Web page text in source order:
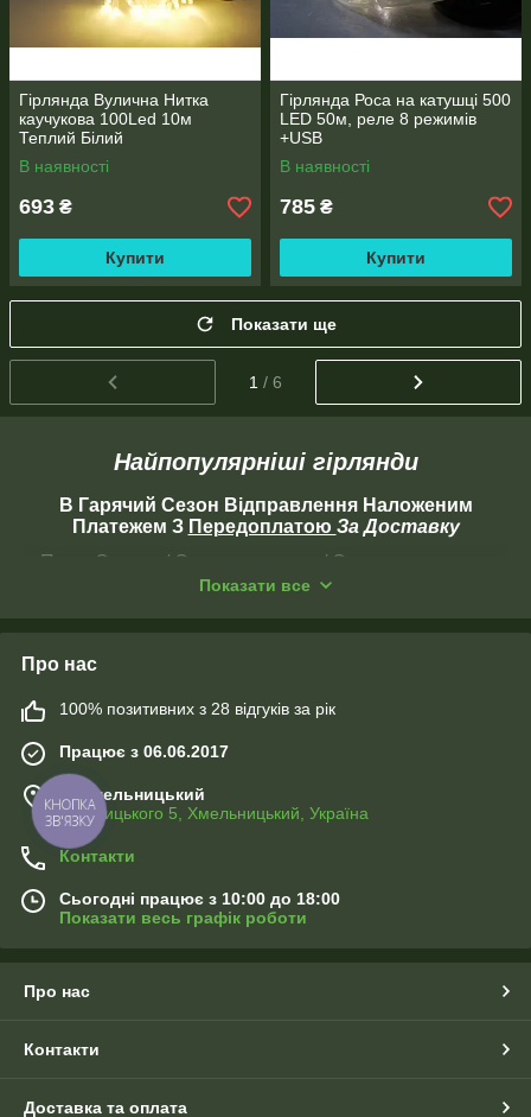
Гірлянда Вулична Нитка
каучукова 100Led 10м
Теплий Білий
В наявності
693 ₴
Купити
Гірлянда Роса на катушці 500
LED 50м, реле 8 режимів
+USB
В наявності
785 ₴
Купити
Показати ще
1 / 6
Найпопулярніші гірлянди
В Гарячий Сезон Відправлення Наложеним
Платежем З Передоплатою За Доставку
Пром-Оплата / Оплата на карту / Оплата наложкою
Відправка Максимально Швидка Новою та Укр Поштою
Показати все
Про нас
100% позитивних з 28 відгуків за рік
Працює з 06.06.2017
м. Хмельницький
Хотовицького 5, Хмельницький, Україна
Контакти
Сьогодні працює з 10:00 до 18:00
Показати весь графік роботи
Про нас
Контакти
Доставка та оплата
КНОПКА
ЗВ'ЯЗКУ